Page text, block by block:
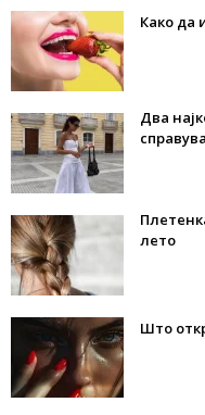
Како да
Два
лето
Што